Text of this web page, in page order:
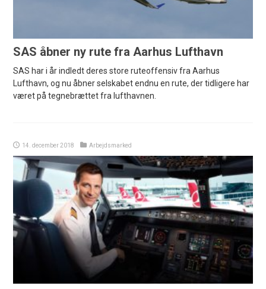
SAS åbner ny rute fra Aarhus Lufthavn
SAS har i år indledt deres store ruteoffensiv fra Aarhus
Lufthavn, og nu åbner selskabet endnu en rute, der tidligere har
været på tegnebrættet fra lufthavnen.
14. december 2018 Arbejdsmarked